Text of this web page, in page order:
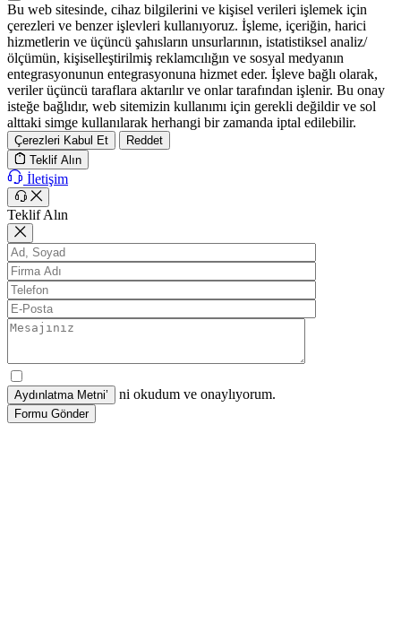
Bu web sitesinde, cihaz bilgilerini ve kişisel verileri işlemek için
çerezleri ve benzer işlevleri kullanıyoruz. İşleme, içeriğin, harici
hizmetlerin ve üçüncü şahısların unsurlarının, istatistiksel analiz/
ölçümün, kişiselleştirilmiş reklamcılığın ve sosyal medyanın
entegrasyonunun entegrasyonuna hizmet eder. İşleve bağlı olarak,
veriler üçüncü taraflara aktarılır ve onlar tarafından işlenir. Bu onay
isteğe bağlıdır, web sitemizin kullanımı için gerekli değildir ve sol
alttaki simge kullanılarak herhangi bir zamanda iptal edilebilir.
Çerezleri Kabul Et
Reddet
Teklif Alın
İletişim
Teklif Alın
ni okudum ve onaylıyorum.
Formu Gönder